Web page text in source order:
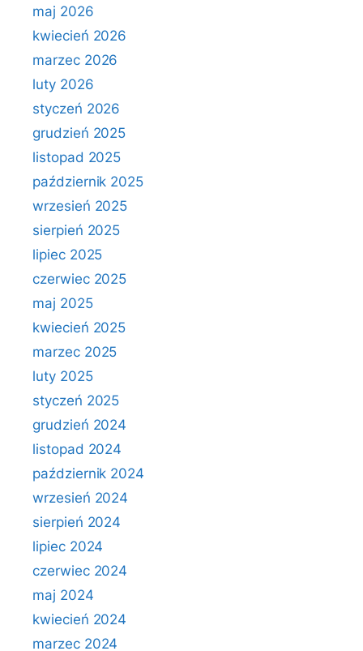
maj 2026
kwiecień 2026
marzec 2026
luty 2026
styczeń 2026
grudzień 2025
listopad 2025
październik 2025
wrzesień 2025
sierpień 2025
lipiec 2025
czerwiec 2025
maj 2025
kwiecień 2025
marzec 2025
luty 2025
styczeń 2025
grudzień 2024
listopad 2024
październik 2024
wrzesień 2024
sierpień 2024
lipiec 2024
czerwiec 2024
maj 2024
kwiecień 2024
marzec 2024